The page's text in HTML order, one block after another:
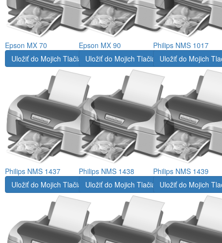
Epson MX 70 Epson MX 90
Philips NMS 1017
Uložiť do Mojich Tlačiarní
Philips NMS 1437
Uložiť do Mojich Tlačiarní
Philips NMS 1438
Uložiť do Mojich
Philips NMS 1439
Uložiť do Mojich TlačiarníUložiť do Mojich TlačiarníUložiť do Mojich